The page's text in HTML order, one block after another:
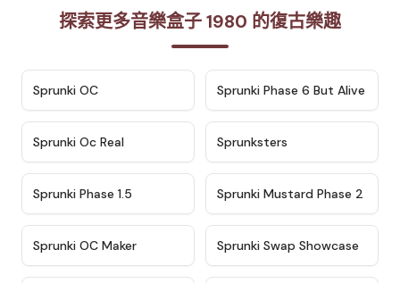
探索更多音樂盒子 1980 的復古樂趣
Sprunki OC ★ 4.9
Sprunki Phase 6 But Alive
Sprunki Oc Real Sprunksters
Sprunki Phase 1.5 ★ 4.4
Sprunki Mustard Phase 2
Sprunki OC Maker ★ 4.6
Sprunki Swap Showcase